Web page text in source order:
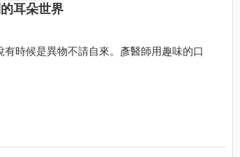
耳朵世界
時候是異物不請自來。彥醫師用趣味的口